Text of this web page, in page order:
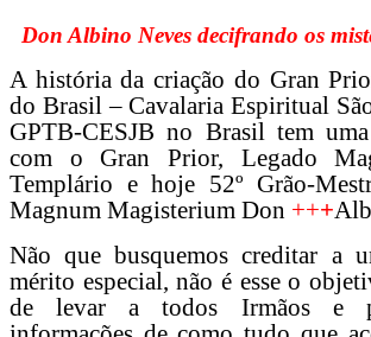
Don Albino Neves decifrando os
A história da criação do Gran
do Brasil – Cavalaria Espiritual
GPTB-CESJB no Brasil tem
com o Gran Prior, Legado
Templário e hoje 52º Grão-
Magnum Magisterium Don +++
Não que busquemos creditar a
mérito especial, não é esse o
de levar a todos Irmãos e